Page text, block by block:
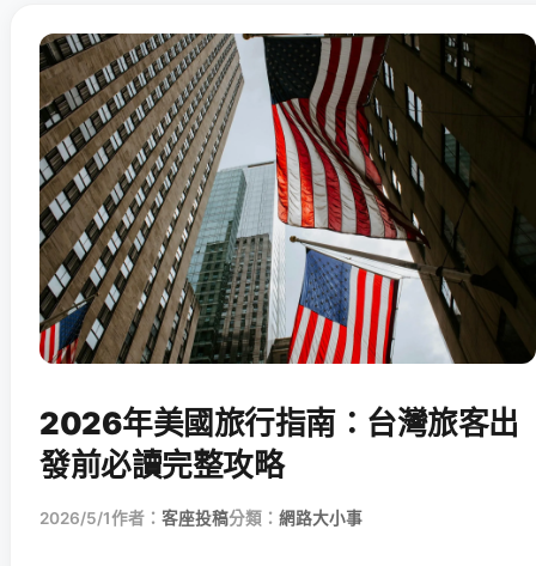
2026年美國旅行指南：台灣旅客出
發前必讀完整攻略
2026/5/1作者： 客座投稿分類： 網路大小事